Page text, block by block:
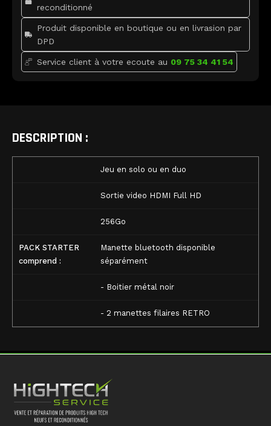
reconditionné
Produit disponible en boutique ou en livrasion par
DPD
Service client à votre ecoute au 09 75 34 41 54
DESCRIPTION :
Jeu en solo ou en duo
Sortie video HDMI Full HD
256Go
PACK STARTER
comprend :
Manette bluetooth disponible
séparément
- Boitier métal noir
- 2 manettes filaires RETRO